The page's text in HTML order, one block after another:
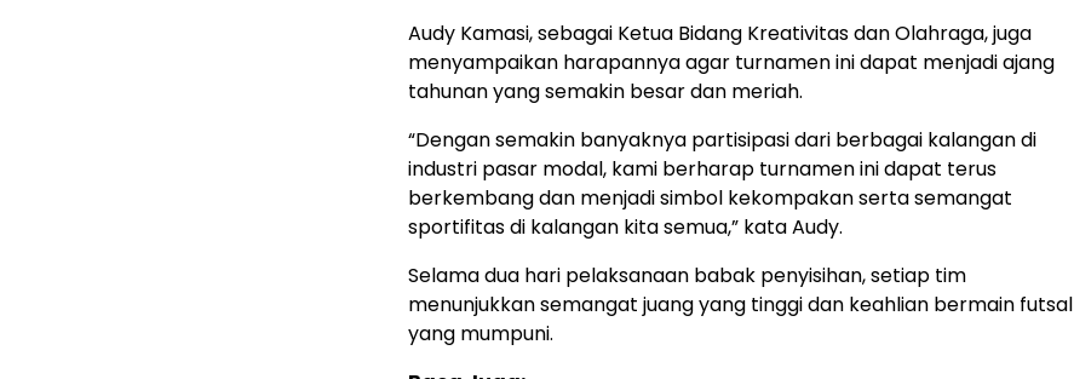
Audy Kamasi, sebagai Ketua Bidang Kreativitas dan Olahraga, juga
menyampaikan harapannya agar turnamen ini dapat menjadi ajang
tahunan yang semakin besar dan meriah.
“Dengan semakin banyaknya partisipasi dari berbagai kalangan di
industri pasar modal, kami berharap turnamen ini dapat terus
berkembang dan menjadi simbol kekompakan serta semangat
sportifitas di kalangan kita semua,” kata Audy.
Selama dua hari pelaksanaan babak penyisihan, setiap tim
menunjukkan semangat juang yang tinggi dan keahlian bermain futsal
yang mumpuni.